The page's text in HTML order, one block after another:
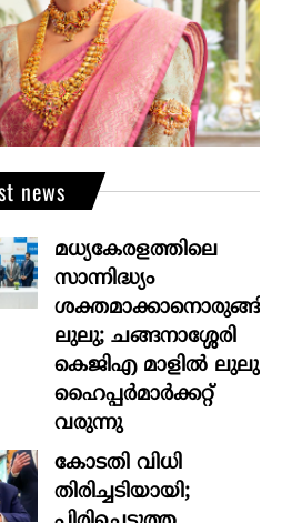
news
മധ്യകേരളത്തിലെ
സാന്നിദ്ധ്യം
ശക്തമാക്കാനൊരുങ്ങി
ലുലു; ചങ്ങനാശ്ശേരി
കെജിഎ മാളിൽ ലുലു
ഹൈപ്പർമാർക്കറ്റ്
വരുന്നു
കോടതി വിധി
തിരിച്ചടിയായി;